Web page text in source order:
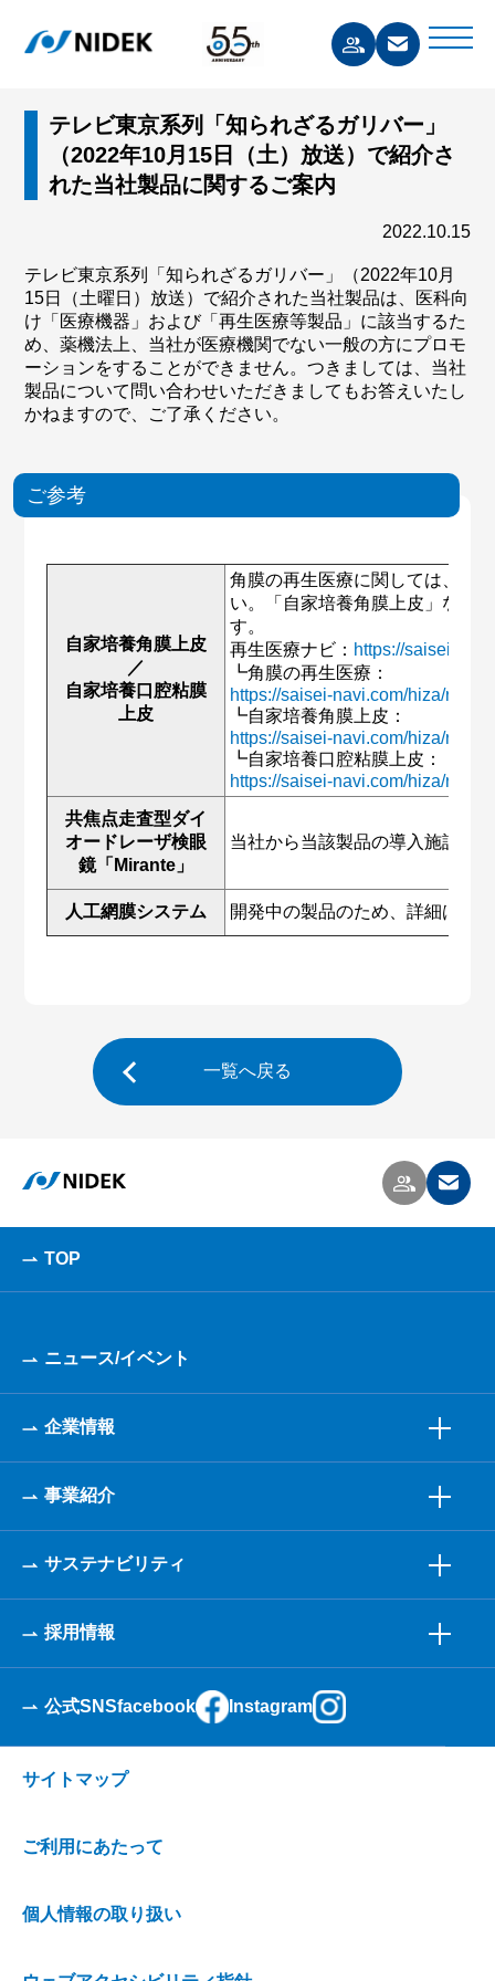
テレビ東京系列「知られざるガリバー」
（2022年10月15日（土）放送）で紹介さ
れた当社製品に関するご案内
2022.10.15
テレビ東京系列「知られざるガリバー」（2022年10月
15日（土曜日）放送）で紹介された当社製品は、医科向
け「医療機器」および「再生医療等製品」に該当するた
め、薬機法上、当社が医療機関でない一般の方にプロモ
ーションをすることができません。つきましては、当社
製品について問い合わせいただきましてもお答えいたし
かねますので、ご了承ください。
ご参考
自家培養角膜上皮
／
自家培養口腔粘膜
上皮
角膜の再生医療に関しては、再
い。「自家培養角膜上皮」なら
す。
再生医療ナビ： https://saisei-
┗角膜の再生医療：
https://saisei-navi.com/hiza/
┗自家培養角膜上皮：
https://saisei-navi.com/hiza/
┗自家培養口腔粘膜上皮：
https://saisei-navi.com/hiza/
共焦点走査型ダイ
オードレーザ検眼
鏡「Mirante」
当社から当該製品の導入施設の
人工網膜システム 開発中の製品のため、詳細はお
一覧へ戻る
TOP
ニュース/イベント
企業情報
事業紹介
サステナビリティ
採用情報
公式SNSfacebook Instagram
サイトマップ
ご利用にあたって
個人情報の取り扱い